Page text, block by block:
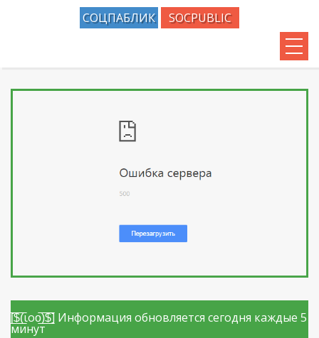
СОЦПАБЛИК SOCPUBLIC
🧨 SOCPUBLIC
[̲̅$̲̅(̲̅ιοο̲̅)̲̅$̲̅] Информация обновляется сегодня каждые 5
минут